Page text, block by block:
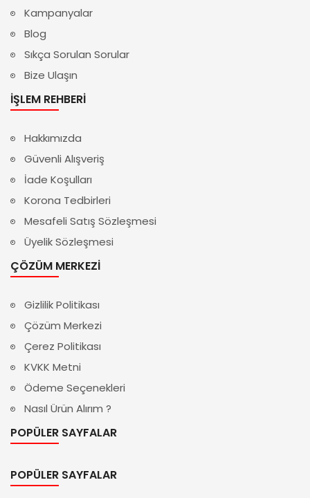
Kampanyalar
Blog
Sıkça Sorulan Sorular
Bize Ulaşın
İŞLEM REHBERI
Hakkımızda
Güvenli Alışveriş
İade Koşulları
Korona Tedbirleri
Mesafeli Satış Sözleşmesi
Üyelik Sözleşmesi
ÇÖZÜM MERKEZI
Gizlilik Politikası
Çözüm Merkezi
Çerez Politikası
KVKK Metni
Ödeme Seçenekleri
Nasıl Ürün Alırım ?
POPÜLER SAYFALAR
POPÜLER SAYFALAR